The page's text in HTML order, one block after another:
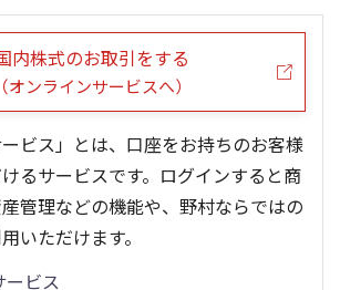
平均 26週移動平均 出来高(千)
平均 25ヶ月移動平均 出来高(千)
内株式のお取引をする
（オンラインサービスへ）
ービス」とは、口座をお持ちのお客様
るサービスです。ログインすると商
管理などの機能や、野村ならではの
いただけます。
ービス